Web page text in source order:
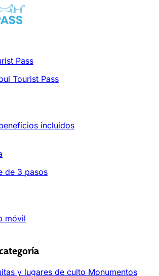
Pass
Tourist Pass
incluidos
de 3 pasos
móvil
y lugares de culto Monumentos